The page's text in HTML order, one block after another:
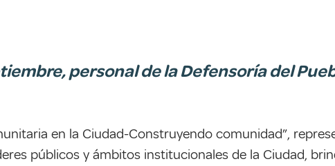
personal de la Defensoría del
en la Ciudad-Construyendo comunidad”,
públicos y ámbitos institucionales de la Ciudad,